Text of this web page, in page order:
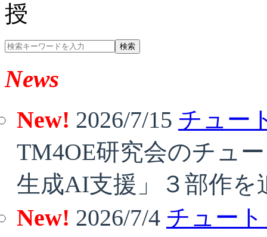
授
検索
News
New! 2026/7/15 チュー
TM4OE研究会のチュ
生成AI支援」３部作を
New! 2026/7/4 チュー